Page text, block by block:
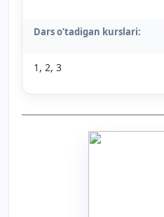
Dars o’tadigan kurslari:
1, 2, 3